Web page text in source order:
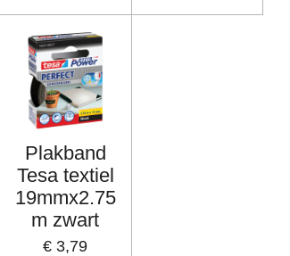
Plakband
Tesa textiel
19mmx2.75
m zwart
€ 3,79